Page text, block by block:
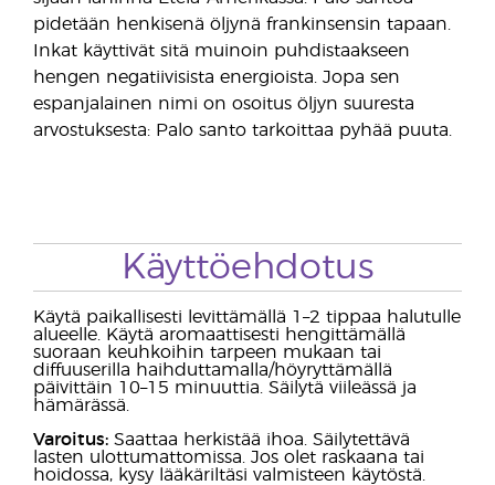
pidetään henkisenä öljynä frankinsensin tapaan.
Inkat käyttivät sitä muinoin puhdistaakseen
hengen negatiivisista energioista. Jopa sen
espanjalainen nimi on osoitus öljyn suuresta
arvostuksesta: Palo santo tarkoittaa pyhää puuta.
Käyttöehdotus
Käytä paikallisesti levittämällä 1–2 tippaa halutulle
alueelle. Käytä aromaattisesti hengittämällä
suoraan keuhkoihin tarpeen mukaan tai
diffuuserilla haihduttamalla/höyryttämällä
päivittäin 10–15 minuuttia. Säilytä viileässä ja
hämärässä.
Varoitus: Saattaa herkistää ihoa. Säilytettävä
lasten ulottumattomissa. Jos olet raskaana tai
hoidossa, kysy lääkäriltäsi valmisteen käytöstä.